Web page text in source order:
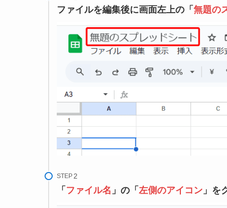
ファイルを編集後に画面左上の「 無題の
STEP
「 ファイル名 」の「 左側のアイコン 」を